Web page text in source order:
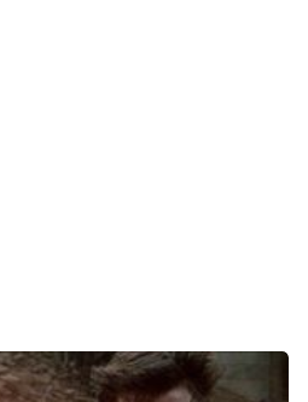
Kontakt